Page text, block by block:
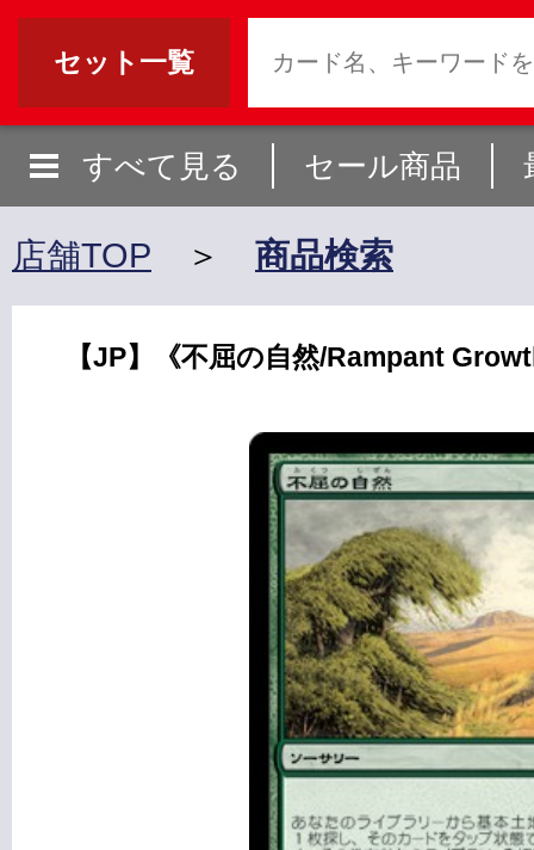
セット一覧
すべて見る セール商品
店舗TOP ＞ 商品検索
【JP】《不屈の自然/Rampant